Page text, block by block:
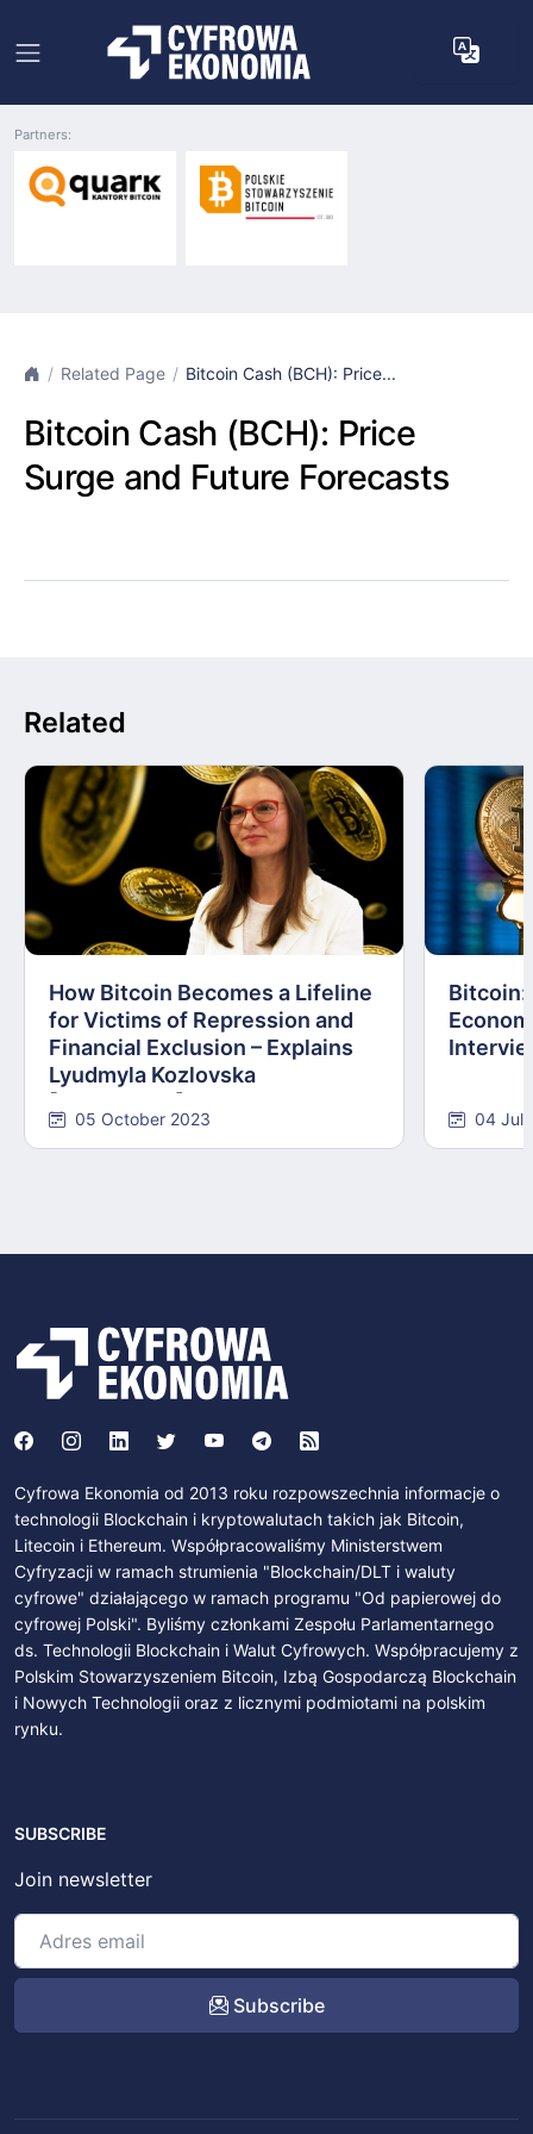
Partners:
Related Page Bitcoin Cash (BCH): Price...
Bitcoin Cash (BCH): Price
Surge and Future Forecasts
Related
How Bitcoin Becomes a Lifeline
for Victims of Repression and
Financial Exclusion – Explains
Lyudmyla Kozlovska
05 October 2023
Bitcoin:
04
Cyfrowa Ekonomia od 2013 roku rozpowszechnia informacje o
technologii Blockchain i kryptowalutach takich jak Bitcoin,
Litecoin i Ethereum. Współpracowaliśmy Ministerstwem
Cyfryzacji w ramach strumienia "Blockchain/DLT i waluty
cyfrowe" działającego w ramach programu "Od papierowej do
cyfrowej Polski". Byliśmy członkami Zespołu Parlamentarnego
ds. Technologii Blockchain i Walut Cyfrowych. Współpracujemy z
Polskim Stowarzyszeniem Bitcoin, Izbą Gospodarczą Blockchain
i Nowych Technologii oraz z licznymi podmiotami na polskim
rynku.
SUBSCRIBE
Join newsletter
Subscribe